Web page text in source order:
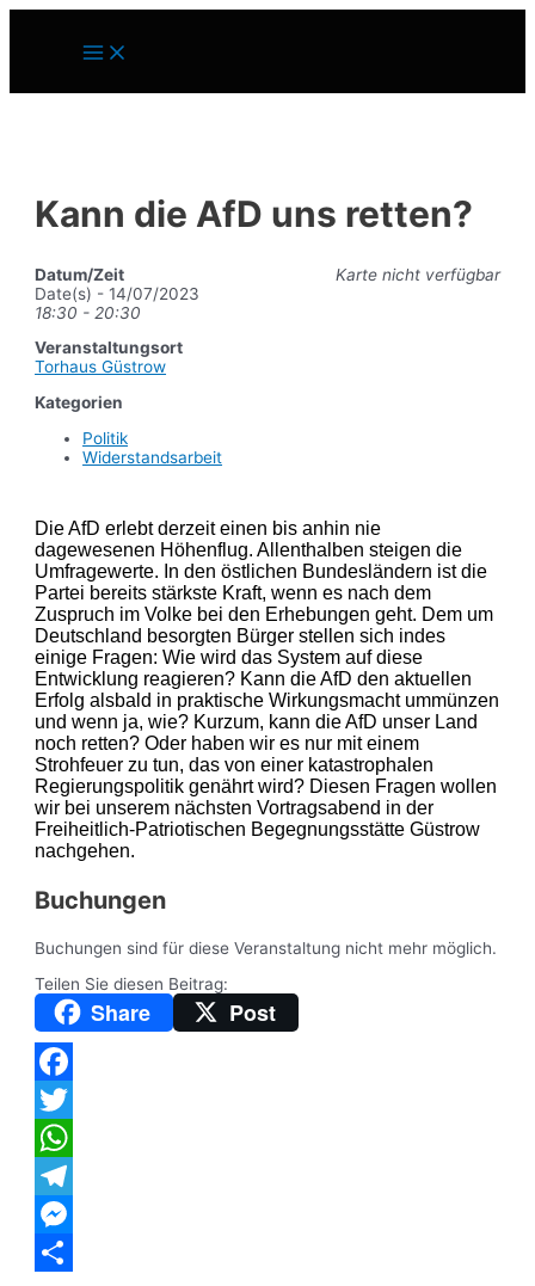
Main
Menu
Kann die AfD uns retten?
Karte nicht verfügbar
Datum/Zeit
Date(s) - 14/07/2023
18:30 - 20:30
Veranstaltungsort
Torhaus Güstrow
Kategorien
Politik
Widerstandsarbeit
Die AfD erlebt derzeit einen bis anhin nie
dagewesenen Höhenflug. Allenthalben steigen die
Umfragewerte. In den östlichen Bundesländern ist die
Partei bereits stärkste Kraft, wenn es nach dem
Zuspruch im Volke bei den Erhebungen geht. Dem um
Deutschland besorgten Bürger stellen sich indes
einige Fragen: Wie wird das System auf diese
Entwicklung reagieren? Kann die AfD den aktuellen
Erfolg alsbald in praktische Wirkungsmacht ummünzen
und wenn ja, wie? Kurzum, kann die AfD unser Land
noch retten? Oder haben wir es nur mit einem
Strohfeuer zu tun, das von einer katastrophalen
Regierungspolitik genährt wird? Diesen Fragen wollen
wir bei unserem nächsten Vortragsabend in der
Freiheitlich-Patriotischen Begegnungsstätte Güstrow
nachgehen.
Buchungen
Buchungen sind für diese Veranstaltung nicht mehr möglich.
Teilen Sie diesen Beitrag:
Share Post
Facebook
Twitter
WhatsApp
Telegram
Messenger